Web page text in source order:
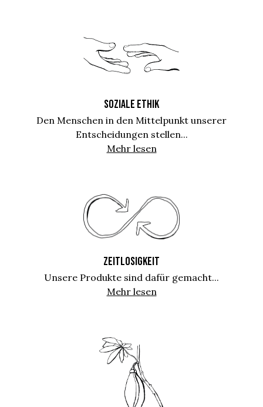
SOZIALE ETHIK
Den Menschen in den Mittelpunkt unserer
Entscheidungen stellen...
Mehr lesen
ZEITLOSIGKEIT
Unsere Produkte sind dafür gemacht...
Mehr lesen